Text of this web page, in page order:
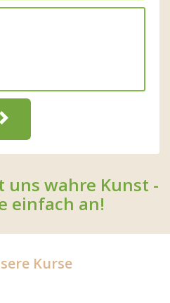
uns wahre Kunst -
einfach an!
Kurse